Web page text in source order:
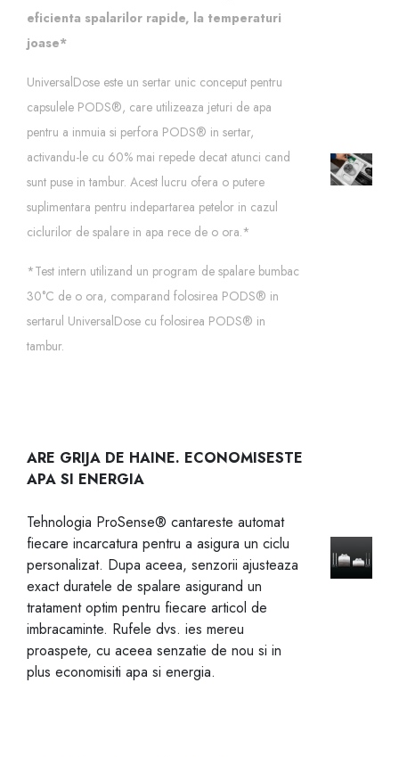
eficienta spalarilor rapide, la temperaturi
joase*
UniversalDose este un sertar unic conceput pentru
capsulele PODS®, care utilizeaza jeturi de apa
pentru a inmuia si perfora PODS® in sertar,
activandu-le cu 60% mai repede decat atunci cand
sunt puse in tambur. Acest lucru ofera o putere
suplimentara pentru indepartarea petelor in cazul
ciclurilor de spalare in apa rece de o ora.*
*Test intern utilizand un program de spalare bumbac
30°C de o ora, comparand folosirea PODS® in
sertarul UniversalDose cu folosirea PODS® in
tambur.
ARE GRIJA DE HAINE. ECONOMISESTE
APA SI ENERGIA
Tehnologia ProSense® cantareste automat
fiecare incarcatura pentru a asigura un ciclu
personalizat. Dupa aceea, senzorii ajusteaza
exact duratele de spalare asigurand un
tratament optim pentru fiecare articol de
imbracaminte. Rufele dvs. ies mereu
proaspete, cu aceea senzatie de nou si in
plus economisiti apa si energia.